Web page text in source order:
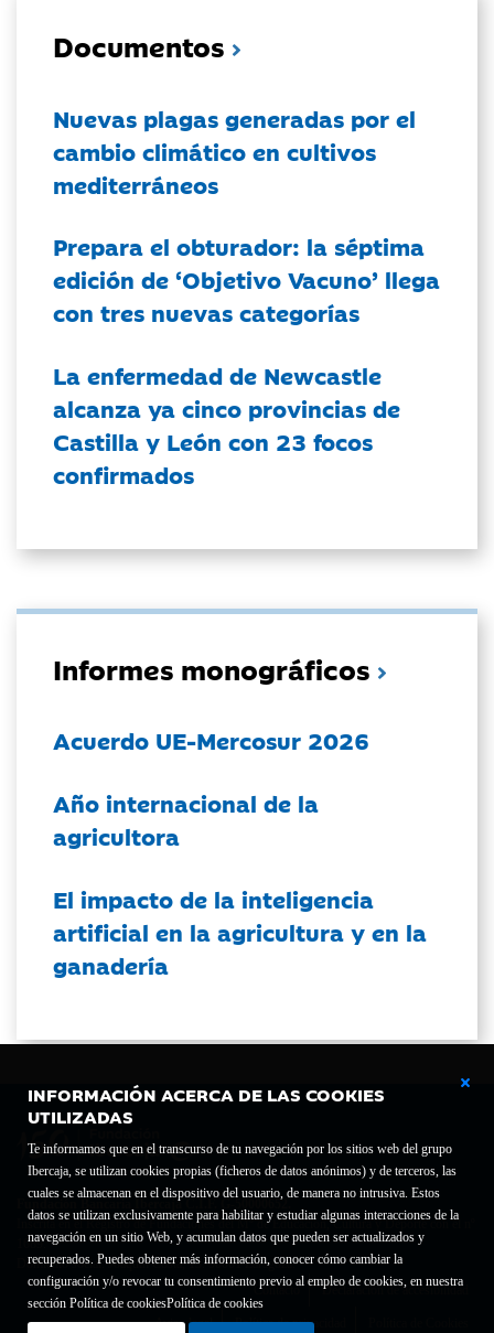
INFORMACIÓN ACERCA DE LAS COOKIES
UTILIZADAS
Te informamos que en el transcurso de tu navegación por los sitios web del grupo
Ibercaja, se utilizan cookies propias (ficheros de datos anónimos) y de terceros, las
cuales se almacenan en el dispositivo del usuario, de manera no intrusiva. Estos
datos se utilizan exclusivamente para habilitar y estudiar algunas interacciones de la
navegación en un sitio Web, y acumulan datos que pueden ser actualizados y
recuperados. Puedes obtener más información, conocer cómo cambiar la
configuración y/o revocar tu consentimiento previo al empleo de cookies, en nuestra
sección Política de cookiesPolítica de cookies
Documentos
Nuevas plagas generadas por el
cambio climático en cultivos
mediterráneos
Prepara el obturador: la séptima
edición de ‘Objetivo Vacuno’ llega
con tres nuevas categorías
La enfermedad de Newcastle
alcanza ya cinco provincias de
Castilla y León con 23 focos
confirmados
Informes monográficos
Acuerdo UE-Mercosur 2026
Año internacional de la
agricultora
El impacto de la inteligencia
artificial en la agricultura y en la
ganadería
Fundación Bancaria Ibercaja C.I.F. G-50000652.
Inscrita en el Registro de Fundaciones del Mº de Educación, Cultura y Deporte con el nº
1689.
Domicilio social: Joaquín Costa, 13. 50001 Zaragoza.
Contacto
Declaración de accesibilidad
Aviso legal Política de privacidad